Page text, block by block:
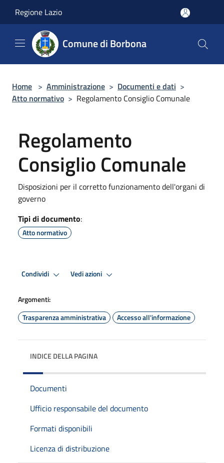
Regione Lazio
Comune di Borbona
Home > Amministrazione > Documenti e dati >
Atto normativo > Regolamento Consiglio Comunale
Regolamento
Consiglio Comunale
Disposizioni per il corretto funzionamento dell'organi di
governo
Tipi di documento:
Atto normativo
Condividi Vedi azioni
Argomenti:
Trasparenza amministrativa
Accesso all'informazione
INDICE DELLA PAGINA
Documenti
Ufficio responsabile del documento
Formati disponibili
Licenza di distribuzione